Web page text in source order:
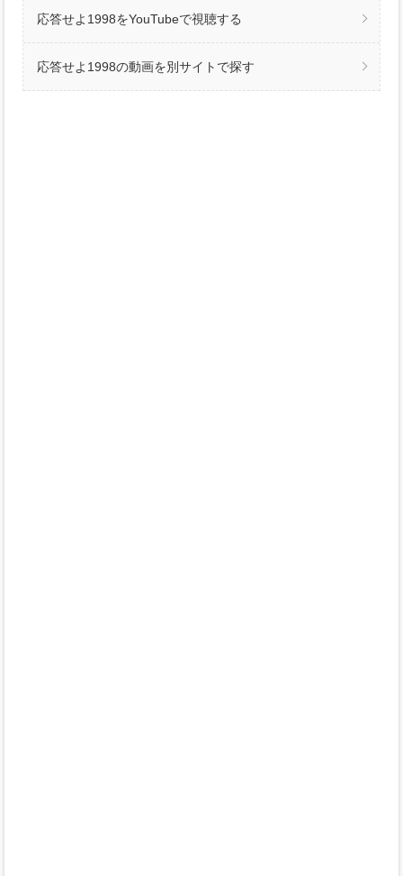
応答せよ1998をYouTubeで視聴する
応答せよ1998の動画を別サイトで探す